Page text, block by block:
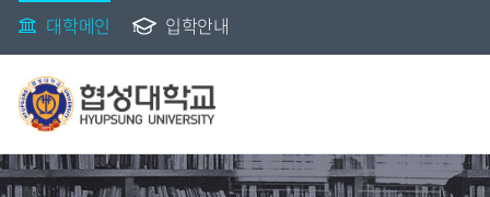
대학메인 입학안내